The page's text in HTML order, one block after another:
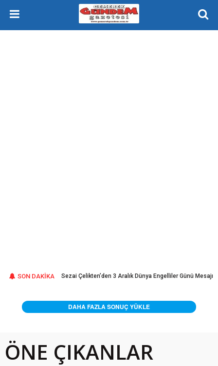
Gemerek Gündem Gazetesi Sivas Gemerek Yeniçubuk ve Çevresi
SON DAKİKA
Üretmeye Sezai Çelikten’den 3 Aralık Dünya Engelliler Günü Mesajı
DAHA FAZLA SONUÇ YÜKLE
ÖNE ÇIKANLAR